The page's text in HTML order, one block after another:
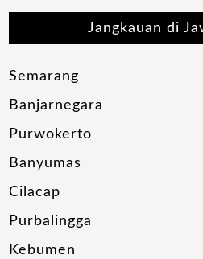
Jangkauan di
Semarang
Banjarnegara
Purwokerto
Banyumas
Cilacap
Purbalingga
Kebumen